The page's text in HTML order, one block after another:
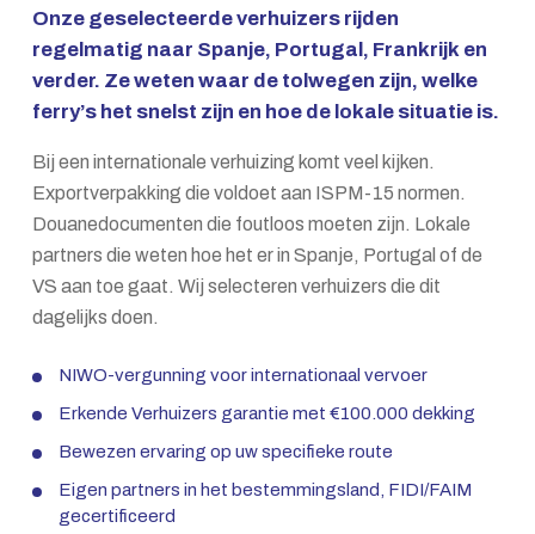
Onze geselecteerde verhuizers rijden
regelmatig naar Spanje, Portugal, Frankrijk en
verder. Ze weten waar de tolwegen zijn, welke
ferry’s het snelst zijn en hoe de lokale situatie is.
Bij een internationale verhuizing komt veel kijken.
Exportverpakking die voldoet aan ISPM-15 normen.
Douanedocumenten die foutloos moeten zijn. Lokale
partners die weten hoe het er in Spanje, Portugal of de
VS aan toe gaat. Wij selecteren verhuizers die dit
dagelijks doen.
NIWO-vergunning voor internationaal vervoer
Erkende Verhuizers garantie met €100.000 dekking
Bewezen ervaring op uw specifieke route
Eigen partners in het bestemmingsland, FIDI/FAIM
gecertificeerd